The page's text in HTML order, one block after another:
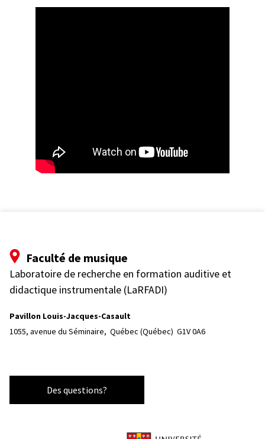
Faculté de musique
Laboratoire de recherche en formation auditive et
didactique instrumentale (LaRFADI)
Pavillon Louis-Jacques-Casault
1055, avenue du Séminaire, Québec (Québec)  G1V 0A6
Des questions?